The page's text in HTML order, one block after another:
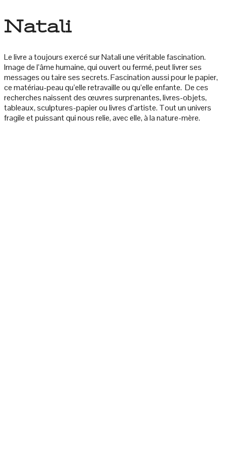
Natali
Le livre a toujours exercé sur Natali une véritable fascination.
Image de l’âme humaine, qui ouvert ou fermé, peut livrer ses
messages ou taire ses secrets. Fascination aussi pour le papier,
ce matériau-peau qu’elle retravaille ou qu’elle enfante. De ces
recherches naissent des œuvres surprenantes, livres-objets,
tableaux, sculptures-papier ou livres d’artiste. Tout un univers
fragile et puissant qui nous relie, avec elle, à la nature-mère.